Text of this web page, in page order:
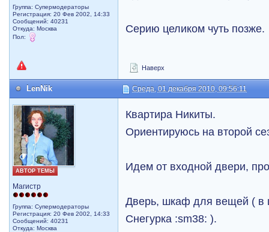
Группа: Супермодераторы
Регистрация: 20 Фев 2002, 14:33
Сообщений: 40231
Откуда: Москва
Пол:
Серию целиком чуть позже.
Наверх
LenNik Среда, 01 декабря 2010, 09:56:11
АВТОР ТЕМЫ
Магистр
Группа: Супермодераторы
Регистрация: 20 Фев 2002, 14:33
Сообщений: 40231
Откуда: Москва
Квартира Никиты.
Ориентируюсь на второй
Идем от входной двери,
Дверь, шкаф для вещей ( в
Снегурка :sm38: ).